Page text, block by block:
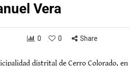
Vera
0 0 Share
distrital de Cerro Colorado, en